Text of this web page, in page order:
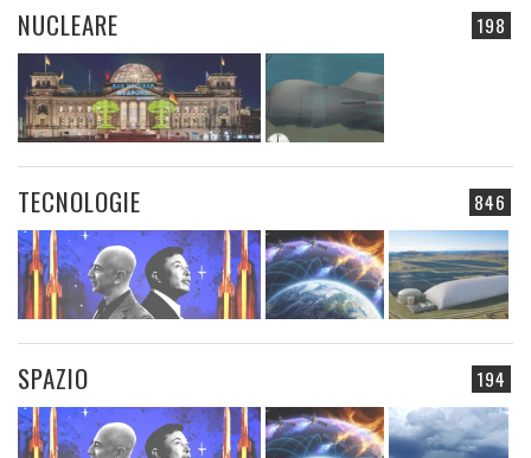
198
NUCLEARE
846
TECNOLOGIE
194
SPAZIO